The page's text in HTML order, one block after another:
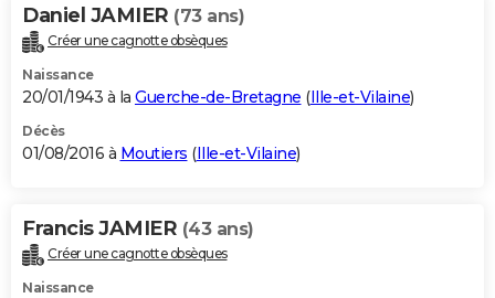
Daniel JAMIER (73 ans)
Créer une cagnotte obsèques
Naissance
20/01/1943 à la Guerche-de-Bretagne (Ille-et-Vilaine)
Décès
01/08/2016 à Moutiers (Ille-et-Vilaine)
Francis JAMIER (43 ans)
Créer une cagnotte obsèques
Naissance